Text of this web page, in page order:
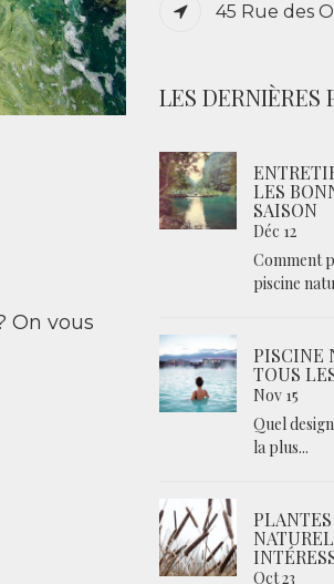
On vous
45 Rue des
LES DERNIÈRES
LES
SAISON
Déc 12
Comment
piscine
PISCINE
TOUS
Nov 15
Quel
la plus...
Oct 23